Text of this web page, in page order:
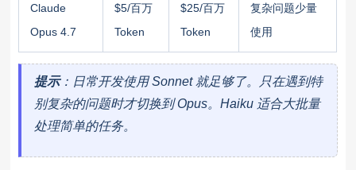
Claude
Opus 4.7
$5/百万
Token
$25/百万
Token
复杂问题少量
使用
提示：日常开发使用 Sonnet 就足够了。只在遇到特
别复杂的问题时才切换到 Opus。Haiku 适合大批量
处理简单的任务。